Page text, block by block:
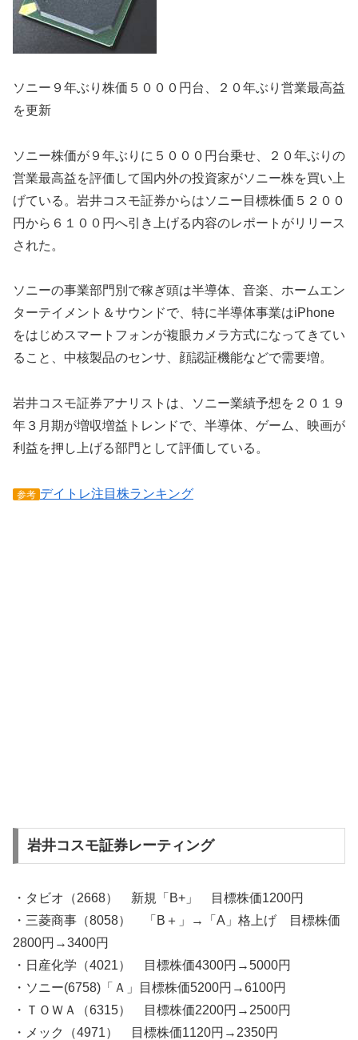
ソニー９年ぶり株価５０００円台、２０年ぶり営業最高益
を更新
ソニー株価が９年ぶりに５０００円台乗せ、２０年ぶりの
営業最高益を評価して国内外の投資家がソニー株を買い上
げている。岩井コスモ証券からはソニー目標株価５２００
円から６１００円へ引き上げる内容のレポートがリリース
された。
ソニーの事業部門別で稼ぎ頭は半導体、音楽、ホームエン
ターテイメント＆サウンドで、特に半導体事業はiPhone
をはじめスマートフォンが複眼カメラ方式になってきてい
ること、中核製品のセンサ、顔認証機能などで需要増。
岩井コスモ証券アナリストは、ソニー業績予想を２０１９
年３月期が増収増益トレンドで、半導体、ゲーム、映画が
利益を押し上げる部門として評価している。
参考 デイトレ注目株ランキング
岩井コスモ証券レーティング
・タビオ（2668） 新規「B+」 目標株価1200円
・三菱商事（8058） 「B＋」→「A」格上げ 目標株価
2800円→3400円
・日産化学（4021） 目標株価4300円→5000円
・ソニー(6758)「Ａ」目標株価5200円→6100円
・ＴＯＷＡ（6315） 目標株価2200円→2500円
・メック（4971） 目標株価1120円→2350円